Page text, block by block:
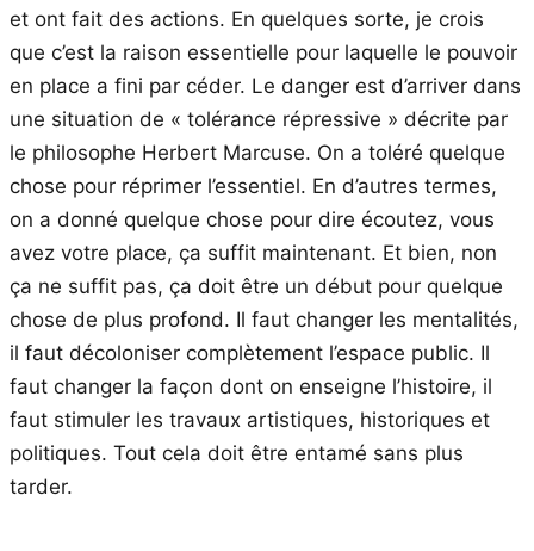
et ont fait des actions. En quelques sorte, je crois
que c’est la raison essentielle pour laquelle le pouvoir
en place a fini par céder. Le danger est d’arriver dans
une situation de « tolérance répressive » décrite par
le philosophe Herbert Marcuse. On a toléré quelque
chose pour réprimer l’essentiel. En d’autres termes,
on a donné quelque chose pour dire écoutez, vous
avez votre place, ça suffit maintenant. Et bien, non
ça ne suffit pas, ça doit être un début pour quelque
chose de plus profond. Il faut changer les mentalités,
il faut décoloniser complètement l’espace public. Il
faut changer la façon dont on enseigne l’histoire, il
faut stimuler les travaux artistiques, historiques et
politiques. Tout cela doit être entamé sans plus
tarder.